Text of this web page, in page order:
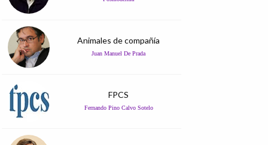
Animales de compañía
Juan Manuel De Prada
FPCS
Fernando Pino Calvo Sotelo